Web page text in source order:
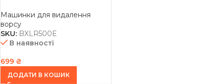
Машинки для видалення
ворсу
SKU: BXLR500E
В наявності
699 ₴
ДОДАТИ В КОШИК